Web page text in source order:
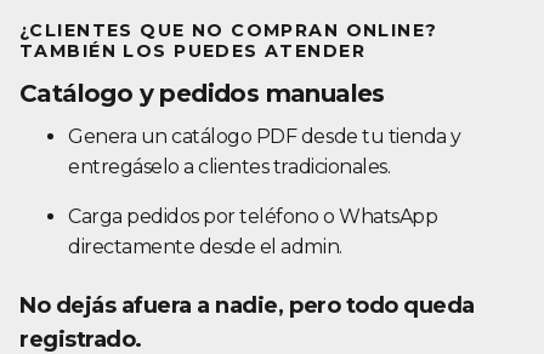
¿CLIENTES QUE NO COMPRAN ONLINE?
TAMBIÉN LOS PUEDES ATENDER
Catálogo y pedidos manuales
Genera un catálogo PDF desde tu tienda y
entregáselo a clientes tradicionales.
Carga pedidos por teléfono o WhatsApp
directamente desde el admin.
No dejás afuera a nadie, pero todo queda
registrado.